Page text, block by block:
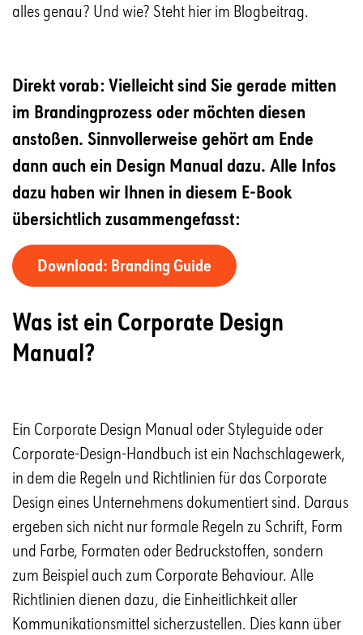
alles genau? Und wie? Steht hier im Blogbeitrag.
Direkt vorab: Vielleicht sind Sie gerade mitten
im Brandingprozess oder möchten diesen
anstoßen. Sinnvollerweise gehört am Ende
dann auch ein Design Manual dazu. Alle Infos
dazu haben wir Ihnen in diesem E-Book
übersichtlich zusammengefasst:
Download: Branding Guide
Was ist ein Corporate Design
Manual?
Ein Corporate Design Manual oder Styleguide oder
Corporate-Design-Handbuch ist ein Nachschlagewerk,
in dem die Regeln und Richtlinien für das Corporate
Design eines Unternehmens dokumentiert sind. Daraus
ergeben sich nicht nur formale Regeln zu Schrift, Form
und Farbe, Formaten oder Bedruckstoffen, sondern
zum Beispiel auch zum Corporate Behaviour. Alle
Richtlinien dienen dazu, die Einheitlichkeit aller
Kommunikationsmittel sicherzustellen. Dies kann über